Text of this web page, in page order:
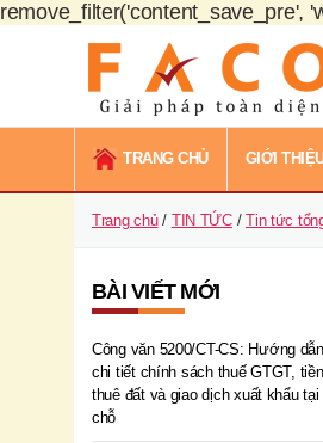
remove_filter('content_save_pre',
FACO
Việt
Nam
TRANG CHỦ GIỚI
Trang chủ/ TIN TỨC/Tin tức
BÀI VIẾT MỚI
Công văn 5200/CT-CS: Hướng dẫn
chi tiết chính sách thuế GTGT, tiền
thuê đất và giao dịch xuất khẩu tại
chỗ